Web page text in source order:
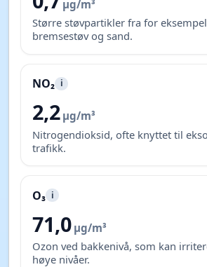
µg/m³
Større støvpartikler fra for
bremsestøv og sand.
NO₂ i
2,2 µg/m³
Nitrogendioksid, ofte knyttet til
trafikk.
O₃ i
71,0 µg/m³
Ozon ved bakkenivå, som kan
høye nivåer.